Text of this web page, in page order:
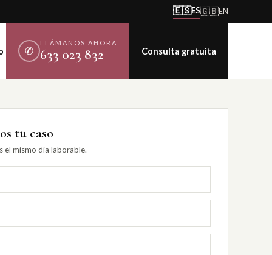
🇪🇸ES🇬🇧EN
✆
LLÁMANOS AHORA
633 023 832 Consulta gratuita
tu caso
el mismo día laborable.